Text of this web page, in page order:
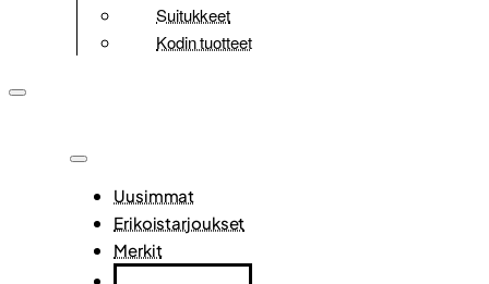
Suitukkeet
Kodin tuotteet
Uusimmat
Erikoistarjoukset
Merkit